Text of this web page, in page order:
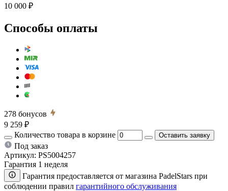
10 000 ₽
Способы оплаты
278 бонусов
9 259 ₽
Количество товара в корзине
Оставить заявку
Под заказ
Артикул: PS5004257
Гарантия 1 неделя
Гарантия предоставляется от магазина PadelStars при
соблюдении правил гарантийного обслуживания